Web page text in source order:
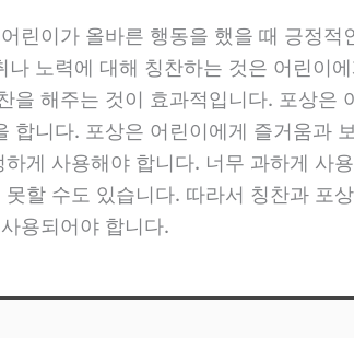
린이가 올바른 행동을 했을 때 긍정적
노력에 대해 칭찬하는 것은 어린이
해주는 것이 효과적입니다. 포상은
니다. 포상은 어린이에게 즐거움과
게 사용해야 합니다. 너무 과하게 사
할 수도 있습니다. 따라서 칭찬과 포
용되어야 합니다.